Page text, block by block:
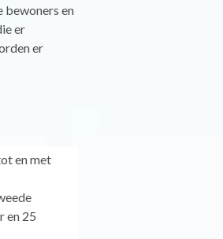
bewoners en
er
er
en met
en 25